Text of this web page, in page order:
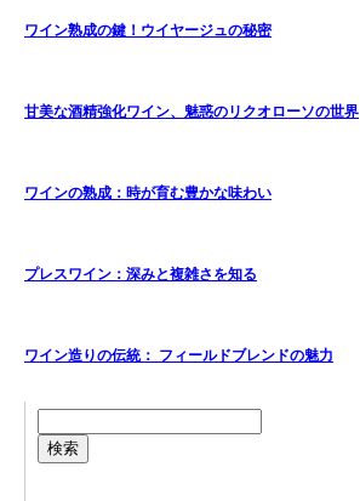
ワイン熟成の鍵！ウイヤージュの秘密
甘美な酒精強化ワイン、魅惑のリクオローソの世界
ワインの熟成：時が育む豊かな味わい
プレスワイン：深みと複雑さを知る
ワイン造りの伝統： フィールドブレンドの魅力
検索